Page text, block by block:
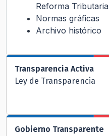
Reforma Tributaria
Normas gráficas
Archivo histórico
Transparencia Activa
Ley de Transparencia
Gobierno Transparente